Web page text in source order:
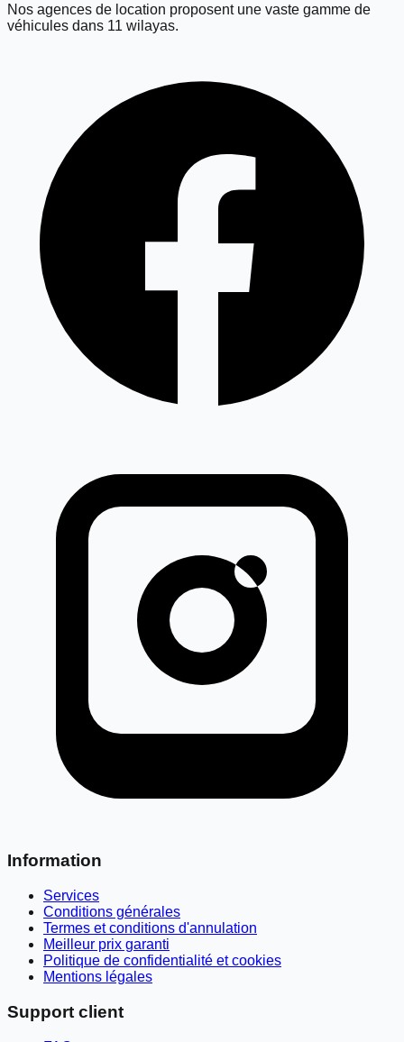
Nos agences de location proposent une vaste gamme de
véhicules dans 11 wilayas.
Information
Services
Conditions générales
Termes et conditions d'annulation
Meilleur prix garanti
Politique de confidentialité et cookies
Mentions légales
Support client